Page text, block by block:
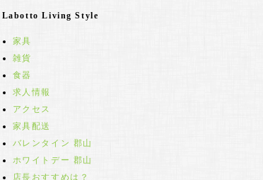
Labotto Living Style
家具
雑貨
食器
求人情報
アクセス
家具配送
バレンタイン 郡山
ホワイトデー 郡山
店長おすすめは？